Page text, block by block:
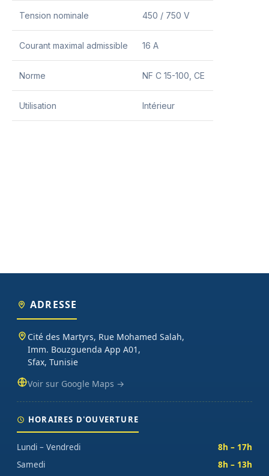
Tension nominale 450 / 750 V
Courant maximal admissible 16 A
Norme NF C 15-100, CE
Utilisation Intérieur
ADRESSE
Cité des Martyrs, Rue Mohamed Salah,
Imm. Bouzguenda App A01,
Sfax, Tunisie
Voir sur Google Maps →
HORAIRES D'OUVERTURE
Lundi – Vendredi
8h – 17h
Samedi
8h – 13h